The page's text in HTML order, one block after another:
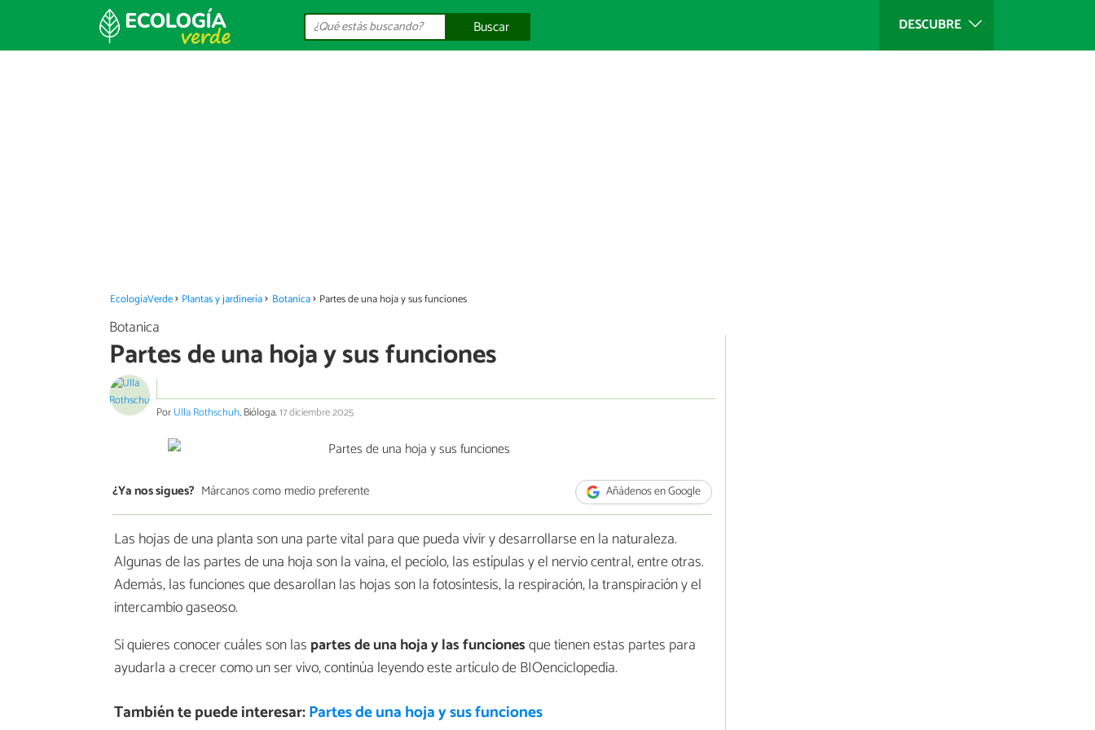
DESCUBRE
Buscar
EcologíaVerde Plantas y jardinería Botanica Partes de una hoja y sus funciones
Botanica
Partes de una hoja y sus funciones
PorUlla Rothschuh, Bióloga.17 diciembre 2025
¿Ya nos sigues? Márcanos como medio preferente Añádenos en Google
Las hojas de una planta son una parte vital para que pueda vivir y desarrollarse en la naturaleza.
Algunas de las partes de una hoja son la vaina, el pecíolo, las estípulas y el nervio central, entre otras.
Además, las funciones que desarollan las hojas son la fotosíntesis, la respiración, la transpiración y el
intercambio gaseoso.
Si quieres conocer cuáles son las partes de una hoja y las funcionesque tienen estas partes para
ayudarla a crecer como un ser vivo, continúa leyendo este artículo de BIOenciclopedia.
También te puede interesar:Partes de una hoja y sus funciones